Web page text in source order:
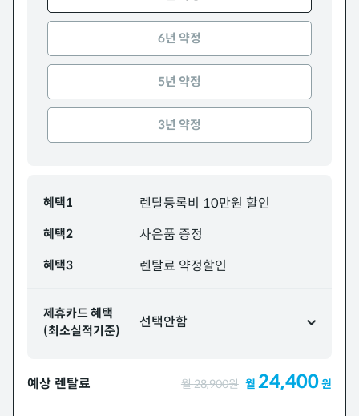
6년 약정
5년 약정
3년 약정
혜택1 렌탈등록비 10만원 할인
혜택2 사은품 증정
혜택3 렌탈료 약정할인
제휴카드 혜택
(최소실적기준)
선택안함
예상 렌탈료 월28,900원 월 24,400원